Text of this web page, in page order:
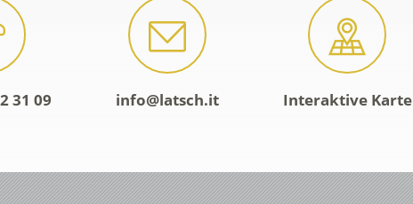
31 09 info@latsch.it Interaktive Karte